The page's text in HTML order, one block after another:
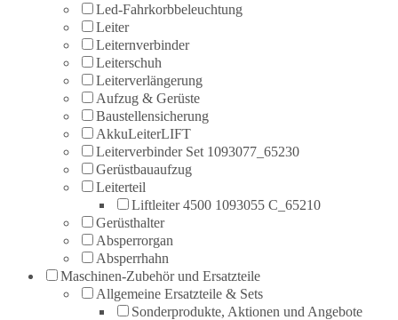
Led-Fahrkorbbeleuchtung
Leiter
Leiternverbinder
Leiterschuh
Leiterverlängerung
Aufzug & Gerüste
Baustellensicherung
AkkuLeiterLIFT
Leiterverbinder Set 1093077_65230
Gerüstbauaufzug
Leiterteil
Liftleiter 4500 1093055 C_65210
Gerüsthalter
Absperrorgan
Absperrhahn
Maschinen-Zubehör und Ersatzteile
Allgemeine Ersatzteile & Sets
Sonderprodukte, Aktionen und Angebote